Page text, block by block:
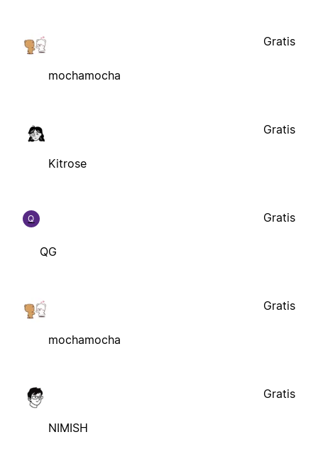
mochamocha
Gratis
Kitrose
Gratis
Q
QG
Gratis
mochamocha
Gratis
NIMISH
Gratis